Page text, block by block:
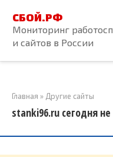
контенту
СБОЙ.РФ
Мониторинг
и сайтов в России
Главная » Другие сайты
stanki96.ru сегодня